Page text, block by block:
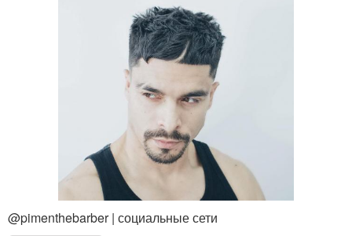
@pimenthebarber | социальные сети